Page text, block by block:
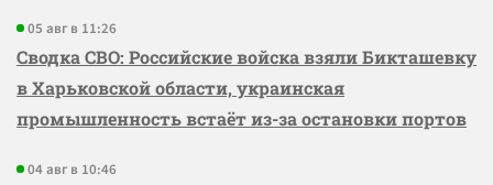
05 авг в 11:26
Сводка СВО: Российские войска взяли Бикташевку
в Харьковской области, украинская
промышленность встаёт из-за остановки портов
04 авг в 10:46